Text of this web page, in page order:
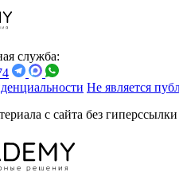
служба:
Не является
с сайта без